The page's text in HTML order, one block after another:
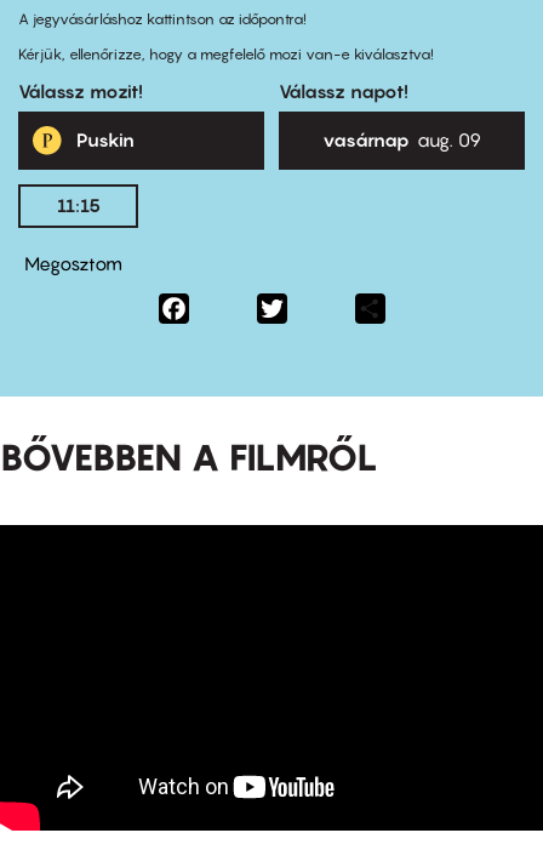
A jegyvásárláshoz kattintson az időpontra!
Kérjük, ellenőrizze, hogy a megfelelő mozi van-e kiválasztva!
Válassz mozit!
Puskin
Válassz napot!
vasárnap aug. 09
11:15
Megosztom
Facebook
BŐVEBBEN A FILMRŐL